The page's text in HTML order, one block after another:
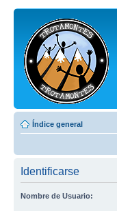
Índice general
Identificarse
Nombre de Usuario: